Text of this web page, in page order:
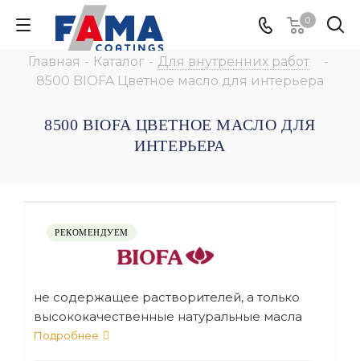
0
Главная - Каталог - Для внутренних работ
-
8500 BIOFA Цветное масло для интерьера
8500 BIOFA ЦВЕТНОЕ МАСЛО ДЛЯ
ИНТЕРЬЕРА
РЕКОМЕНДУЕМ
не содержащее растворителей, а только
высококачественные натуральные масла
и воски, предназначено для внутренних
Подробнее